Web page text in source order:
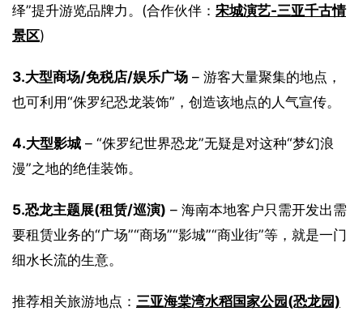
绎”提升游览品牌力。(合作伙伴： 宋城演艺-三亚千古情
景区)
3.大型商场/免税店/娱乐广场 – 游客大量聚集的地点，
也可利用“侏罗纪恐龙装饰”，创造该地点的人气宣传。
4.大型影城 – “侏罗纪世界恐龙”无疑是对这种“梦幻浪
漫”之地的绝佳装饰。
5.恐龙主题展(租赁/巡演) – 海南本地客户只需开发出需
要租赁业务的“广场”“商场”“影城”“商业街”等，就是一门
细水长流的生意。
推荐相关旅游地点： 三亚海棠湾水稻国家公园(恐龙园)